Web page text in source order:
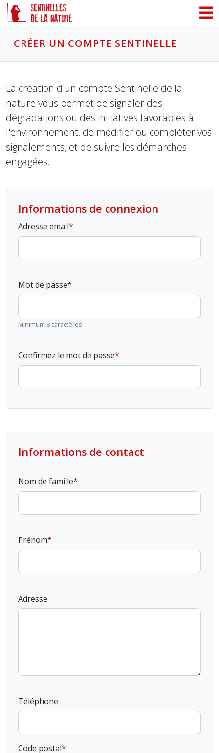
CRÉER UN COMPTE SENTINELLE
La création d'un compte Sentinelle de la
nature vous permet de signaler des
dégradations ou des initiatives favorables à
l'environnement, de modifier ou compléter vos
signalements, et de suivre les démarches
engagées.
Informations de connexion
Adresse email
Mot de passe
Minimum 8 caractères
Confirmez le mot de passe
Informations de contact
Nom de famille
Prénom
Adresse
Téléphone
Code postal
Panneau de gestion des cookies